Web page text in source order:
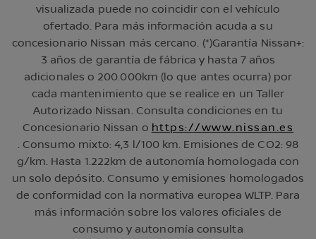
visualizada puede no coincidir con el vehículo
ofertado. Para más información acuda a su
concesionario Nissan más cercano. (*)Garantía Nissan+:
3 años de garantía de fábrica y hasta 7 años
adicionales o 200.000km (lo que antes ocurra) por
cada mantenimiento que se realice en un Taller
Autorizado Nissan. Consulta condiciones en tu
Concesionario Nissan o https://www.nissan.es
. Consumo mixto: 4,3 l/100 km. Emisiones de CO2: 98
g/km. Hasta 1.222km de autonomía homologada con
un solo depósito. Consumo y emisiones homologados
de conformidad con la normativa europea WLTP. Para
más información sobre los valores oficiales de
consumo y autonomía consulta